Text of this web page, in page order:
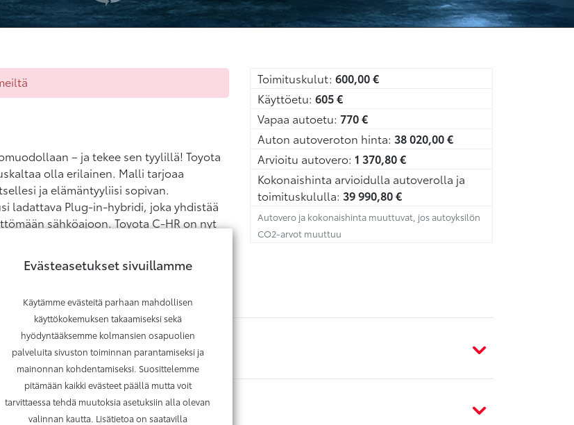
– ja tekee sen tyylillä! Toyota
olla erilainen. Malli tarjoaa
ja elämäntyyliisi sopivan.
ladattava Plug-in-hybridi, joka yhdistää
sähköajoon. Toyota C-HR on nyt
enää uusia tehdastilauksia.
Toimituskulut: 600,00€
Käyttöetu: 605€
Vapaa autoetu: 770€
Auton autoveroton hinta: 38 020,00€
Arvioitu autovero: 1 370,80€
Kokonaishinta arvioidulla autoverolla ja
toimituskululla: 39 990,80€
Autovero ja kokonaishinta muuttuvat, jos autoyksilön
CO2-arvot muuttuu
Evästeasetukset sivuillamme
Käytämme evästeitä parhaan mahdollisen
käyttökokemuksen takaamiseksi sekä
hyödyntääksemme kolmansien osapuolien
palveluita sivuston toiminnan parantamiseksi ja
mainonnan kohdentamiseksi. Suosittelemme
pitämään kaikki evästeet päällä mutta voit
tarvittaessa tehdä muutoksia asetuksiin alla olevan
valinnan kautta. Lisätietoa on saatavilla